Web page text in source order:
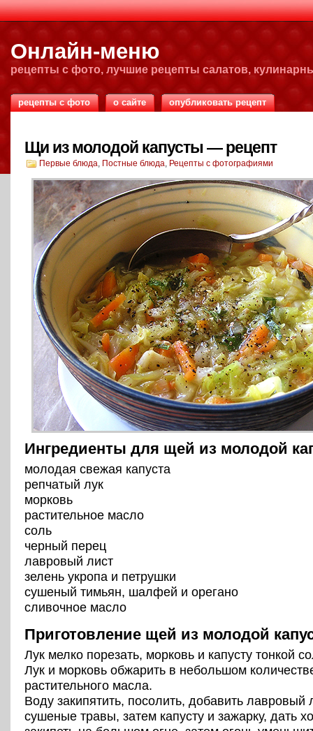
Онлайн-меню
рецепты с фото, лучшие рецепты салатов,
рецепты с фото о сайте опубликовать рецепт
Щи из молодой капусты — рецепт
Первые блюда, Постные блюда, Рецепты с фотографиями
Ингредиенты для щей из молодой
молодая свежая капуста
репчатый лук
морковь
растительное масло
соль
черный перец
лавровый лист
зелень укропа и петрушки
сушеный тимьян, шалфей и орегано
сливочное масло
Приготовление щей из молодой
Лук мелко порезать, морковь и капусту тонкой
Лук и морковь обжарить в небольшом
растительного масла.
Воду закипятить, посолить, добавить лавровый
сушеные травы, затем капусту и зажарку, дать